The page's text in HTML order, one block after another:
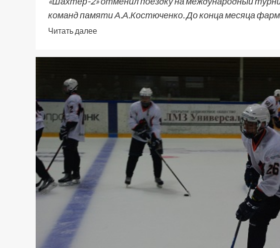
команд памяти А.А.Костюченко. До конца месяца
Читать далее